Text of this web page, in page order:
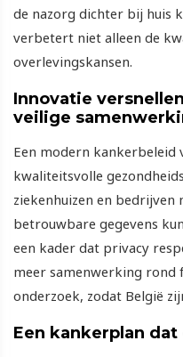
de nazorg dichter bij huis
verbetert niet alleen de
overlevingskansen.
Innovatie
veilige
Een modern kankerbeleid
kwaliteitsvolle
ziekenhuizen en bedrijven
betrouwbare gegevens
een kader dat privacy
meer samenwerking rond
onderzoek, zodat België
Een kankerplan